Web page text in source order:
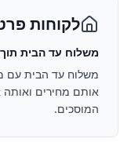
לקוחות
משלוח עד הבית תוך 3-5 ימי עסקים
משלוח עד הבית עם
אותם מחירים ואותה
המוסכים.